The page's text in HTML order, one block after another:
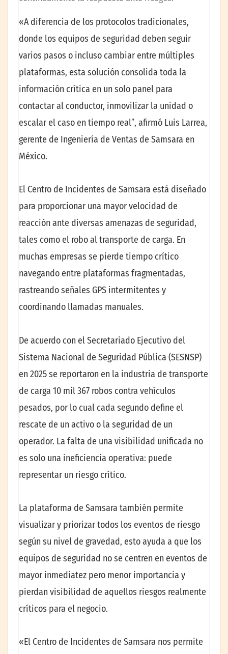
«A diferencia de los protocolos tradicionales,
donde los equipos de seguridad deben seguir
varios pasos o incluso cambiar entre múltiples
plataformas, esta solución consolida toda la
información crítica en un solo panel para
contactar al conductor, inmovilizar la unidad o
escalar el caso en tiempo realˮ, afirmó Luis Larrea,
gerente de Ingeniería de Ventas de Samsara en
México.
El Centro de Incidentes de Samsara está diseñado
para proporcionar una mayor velocidad de
reacción ante diversas amenazas de seguridad,
tales como el robo al transporte de carga. En
muchas empresas se pierde tiempo crítico
navegando entre plataformas fragmentadas,
rastreando señales GPS intermitentes y
coordinando llamadas manuales.
De acuerdo con el Secretariado Ejecutivo del
Sistema Nacional de Seguridad Pública (SESNSP)
en 2025 se reportaron en la industria de transporte
de carga 10 mil 367 robos contra vehículos
pesados, por lo cual cada segundo define el
rescate de un activo o la seguridad de un
operador. La falta de una visibilidad unificada no
es solo una ineficiencia operativa: puede
representar un riesgo crítico.
La plataforma de Samsara también permite
visualizar y priorizar todos los eventos de riesgo
según su nivel de gravedad, esto ayuda a que los
equipos de seguridad no se centren en eventos de
mayor inmediatez pero menor importancia y
pierdan visibilidad de aquellos riesgos realmente
críticos para el negocio.
«El Centro de Incidentes de Samsara nos permite